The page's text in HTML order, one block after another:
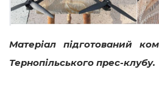
Матеріал підготований
Тернопільського прес-клубу.